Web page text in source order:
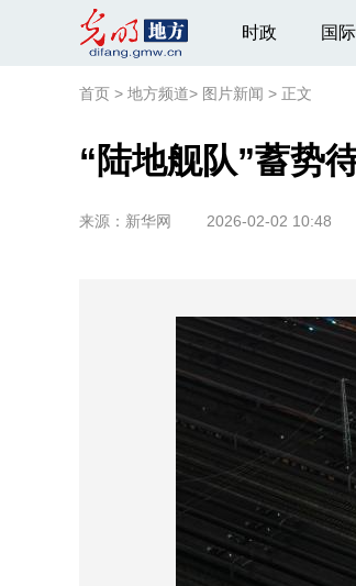
时政 国际
首页 > 地方频道> 图片新闻 > 正文
“陆地舰队”蓄势
来源： 新华网 2026-02-02 10:48